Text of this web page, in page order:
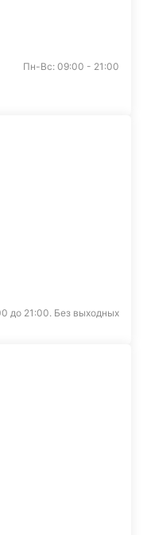
Пн-Вс: 09:00 - 21:00
до 21:00. Без выходных